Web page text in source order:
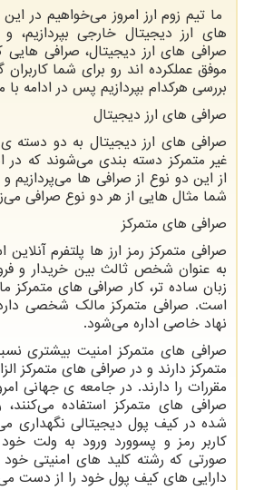
ما تیم زوم ارز امروز می‌خواهیم در
های ارز دیجیتال خارجی بپردازیم،
صرافی های ارز دیجیتال، صرافی هایی
موفق عملکرده اند رو برای شما
بررسی هرکدام بپردازیم پس در ادامه با
صرافی های ارز دیجیتال
صرافی های ارز دیجیتال به دو دسته
غیر متمرکز دسته بندی می‌شوند که در
از این دو نوع از صرافی ها می‌پردازیم
شما مثال هایی از هر دو نوع صرافی
صرافی های متمرکز
صرافی متمرکز رمز ارز ها پلتفرم
به عنوان شخص ثالث بین خریدار و
زبان ساده تر، کار صرافی های متمرکز
است. صرافی متمرکز مالک شخصی
نهاد خاصی اداره می‌شود.
صرافی های متمرکز امنیت بیشتری
متمرکز دارند و در صرافی های متمرکز
صرافی های متمرکز استفاده
شده در کیف پول دیجیتالی نگهداری
کاربر رمز و پسوورد ورود به ولت
صورتی که رشته کلید های امنیتی خود
دارایی های کیف پول خود را از دست